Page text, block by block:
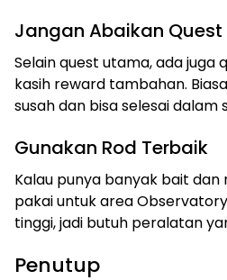
Jangan Abaikan Quest
Selain quest utama, ada juga
kasih reward tambahan.
susah dan bisa selesai dalam
Gunakan Rod Terbaik
Kalau punya banyak bait
pakai untuk area
tinggi, jadi butuh peralatan
Penutup